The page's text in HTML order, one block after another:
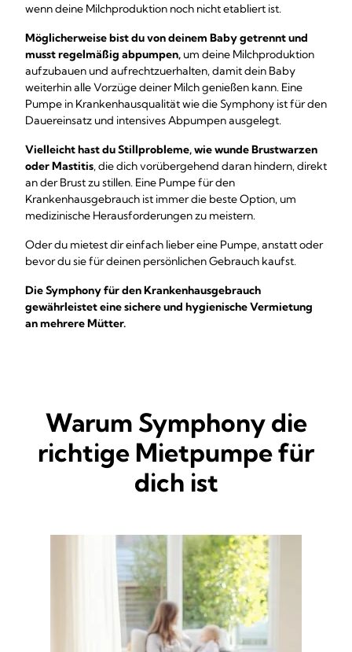
wenn deine Milchproduktion noch nicht etabliert ist.
Möglicherweise bist du von deinem Baby getrennt und
musst regelmäßig abpumpen, um deine Milchproduktion
aufzubauen und aufrechtzuerhalten, damit dein Baby
weiterhin alle Vorzüge deiner Milch genießen kann. Eine
Pumpe in Krankenhausqualität wie die Symphony ist für den
Dauereinsatz und intensives Abpumpen ausgelegt.
Vielleicht hast du Stillprobleme, wie wunde Brustwarzen
oder Mastitis, die dich vorübergehend daran hindern, direkt
an der Brust zu stillen. Eine Pumpe für den
Krankenhausgebrauch ist immer die beste Option, um
medizinische Herausforderungen zu meistern.
Oder du mietest dir einfach lieber eine Pumpe, anstatt oder
bevor du sie für deinen persönlichen Gebrauch kaufst.
Die Symphony für den Krankenhausgebrauch
gewährleistet eine sichere und hygienische Vermietung
an mehrere Mütter.
Warum Symphony die
richtige Mietpumpe für
dich ist